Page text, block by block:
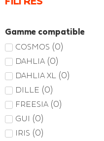
Gamme compatible
COSMOS (0)
DAHLIA (0)
DAHLIA XL (0)
DILLE (0)
FREESIA (0)
GUI (0)
IRIS (0)